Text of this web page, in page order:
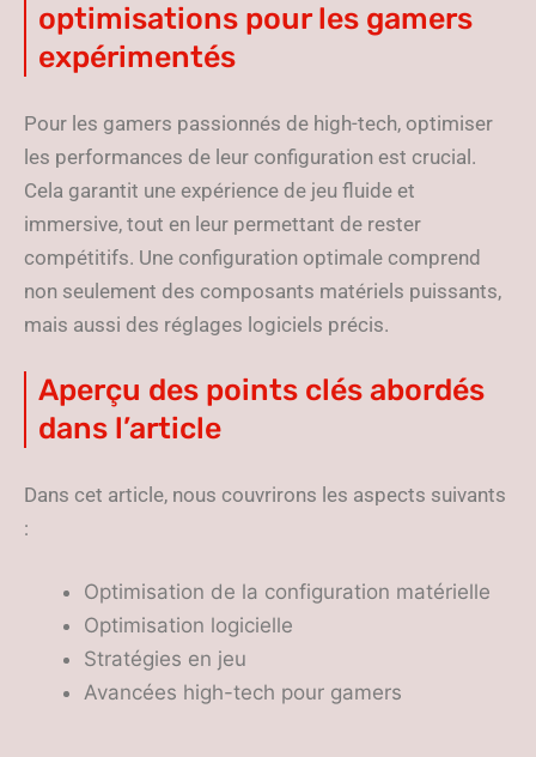
optimisations pour les gamers
expérimentés
Pour les gamers passionnés de high-tech, optimiser
les performances de leur configuration est crucial.
Cela garantit une expérience de jeu fluide et
immersive, tout en leur permettant de rester
compétitifs. Une configuration optimale comprend
non seulement des composants matériels puissants,
mais aussi des réglages logiciels précis.
Aperçu des points clés abordés
dans l’article
Dans cet article, nous couvrirons les aspects suivants
:
Optimisation de la configuration matérielle
Optimisation logicielle
Stratégies en jeu
Avancées high-tech pour gamers